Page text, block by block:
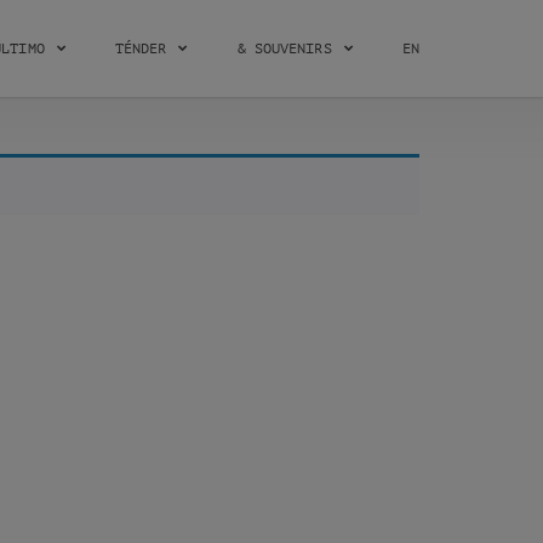
TÉNDER & SOUVENIRS EN